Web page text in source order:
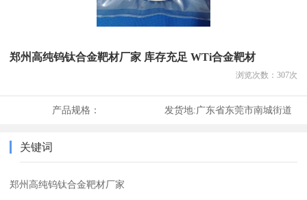
郑州高纯钨钛合金靶材厂家 库存充足 WTi合金靶材
浏览次数： 307次
产品规格： 发货地:广东省东莞市南城街道
关键词
郑州高纯钨钛合金靶材厂家